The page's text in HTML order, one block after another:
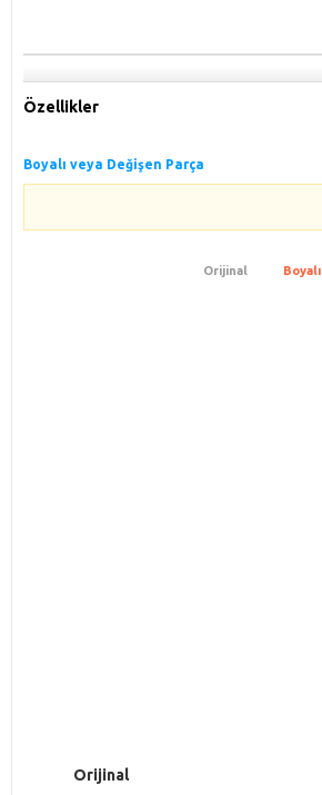
Özellikler
Boyalı veya Değişen Parça
Orijinal Boyalı
Orijinal